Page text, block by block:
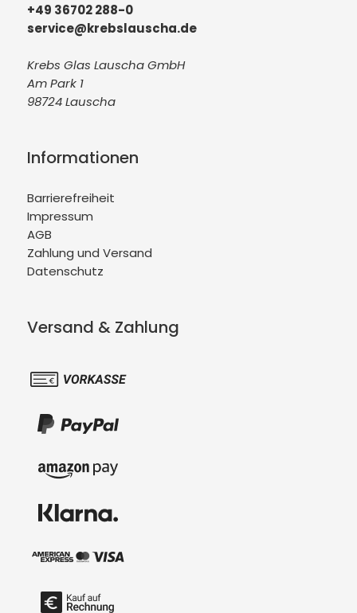
+49 36702 288-0
service@krebslauscha.de
Krebs Glas Lauscha GmbH
Am Park 1
98724 Lauscha
Informationen
Barrierefreiheit
Impressum
AGB
Zahlung und Versand
Datenschutz
Versand & Zahlung